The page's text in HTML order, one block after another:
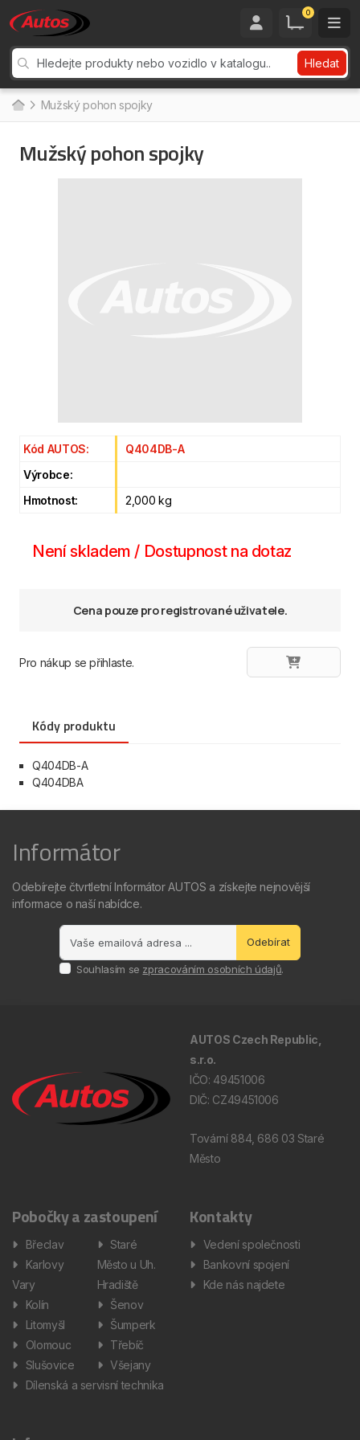
0
Hledat
Mužský pohon spojky
Mužský pohon spojky
Kód AUTOS:
Q404DB-A
Výrobce:
Hmotnost:
2,000 kg
Není skladem / Dostupnost na dotaz
Cena pouze pro registrované uživatele.
Pro nákup se přihlaste.
Kódy produktu
Q404DB-A
Q404DBA
Informátor
Odebírejte čtvrtletní Informátor AUTOS a získejte nejnovější
informace o naší nabídce.
Odebírat
Souhlasím se zpracováním osobních údajů.
AUTOS Czech Republic,
s.r.o.
IČO: 49451006
DIČ: CZ49451006
Tovární 884, 686 03 Staré
Město
Pobočky a zastoupení
Břeclav
Karlovy
Vary
Kolín
Litomyšl
Olomouc
Slušovice
Staré
Město u Uh.
Hradiště
Šenov
Šumperk
Třebíč
Všejany
Dílenská a servisní technika
Kontakty
Vedení společnosti
Bankovní spojení
Kde nás najdete